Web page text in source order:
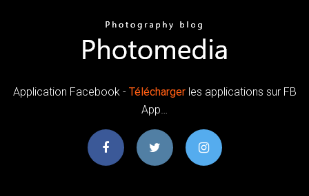
Application Facebook - Téléchargerles applications sur FB
App…